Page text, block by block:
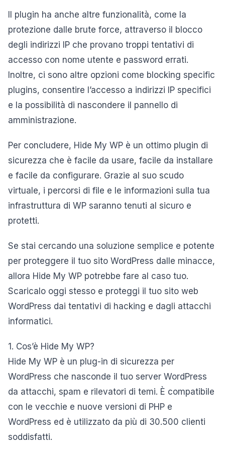
Il plugin ha anche altre funzionalità, come la
protezione dalle brute force, attraverso il blocco
degli indirizzi IP che provano troppi tentativi di
accesso con nome utente e password errati.
Inoltre, ci sono altre opzioni come blocking specific
plugins, consentire l’accesso a indirizzi IP specifici
e la possibilità di nascondere il pannello di
amministrazione.
Per concludere, Hide My WP è un ottimo plugin di
sicurezza che è facile da usare, facile da installare
e facile da configurare. Grazie al suo scudo
virtuale, i percorsi di file e le informazioni sulla tua
infrastruttura di WP saranno tenuti al sicuro e
protetti.
Se stai cercando una soluzione semplice e potente
per proteggere il tuo sito WordPress dalle minacce,
allora Hide My WP potrebbe fare al caso tuo.
Scaricalo oggi stesso e proteggi il tuo sito web
WordPress dai tentativi di hacking e dagli attacchi
informatici.
1. Cos’è Hide My WP?
Hide My WP è un plug-in di sicurezza per
WordPress che nasconde il tuo server WordPress
da attacchi, spam e rilevatori di temi. È compatibile
con le vecchie e nuove versioni di PHP e
WordPress ed è utilizzato da più di 30.500 clienti
soddisfatti.